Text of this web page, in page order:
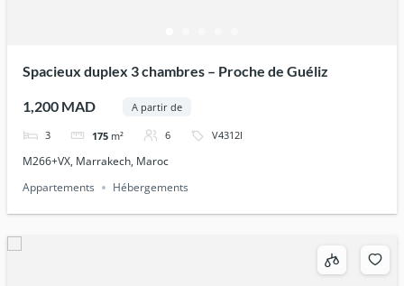
Spacieux duplex 3 chambres – Proche de Guéliz
1,200 MAD A partir de
3 175 m² 6 V4312I
M266+VX, Marrakech, Maroc
Appartements
Hébergements